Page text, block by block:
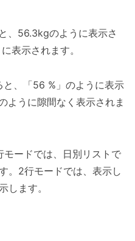
、56.3kgのように表示さ
表示されます。
と、「56 %」のように表示
ように隙間なく表示されま
モードでは、日別リストで
。2行モードでは、表示し
します。